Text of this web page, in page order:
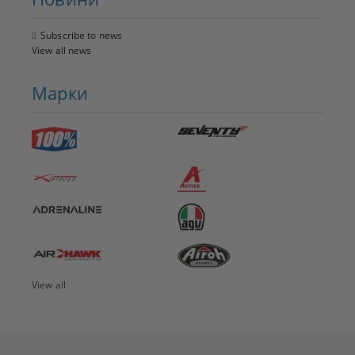
Subscribe to news
View all news
Марки
View all